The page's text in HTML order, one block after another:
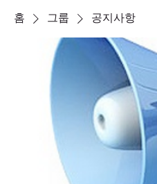
홈 그룹 공지사항